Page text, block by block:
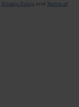
Privacy Policyand Terms of